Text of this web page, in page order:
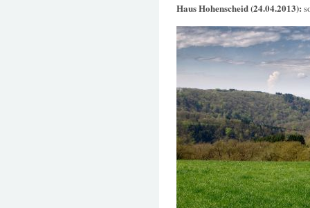
Haus Hohenscheid (24.04.2013):